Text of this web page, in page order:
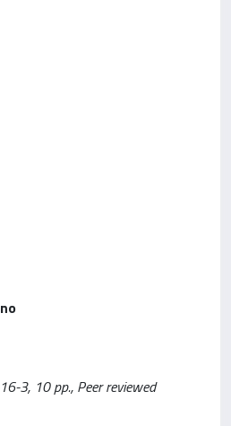
3, 10 pp., Peer reviewed